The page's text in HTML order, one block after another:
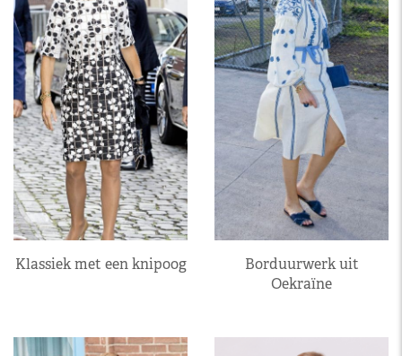
Klassiek met een knipoog
Borduurwerk uit
Oekraïne